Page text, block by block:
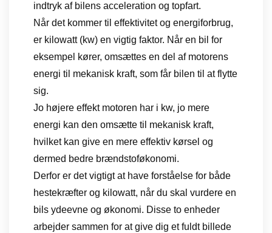
indtryk af bilens acceleration og topfart.
Når det kommer til effektivitet og energiforbrug,
er kilowatt (kw) en vigtig faktor. Når en bil for
eksempel kører, omsættes en del af motorens
energi til mekanisk kraft, som får bilen til at flytte
sig.
Jo højere effekt motoren har i kw, jo mere
energi kan den omsætte til mekanisk kraft,
hvilket kan give en mere effektiv kørsel og
dermed bedre brændstoføkonomi.
Derfor er det vigtigt at have forståelse for både
hestekræfter og kilowatt, når du skal vurdere en
bils ydeevne og økonomi. Disse to enheder
arbejder sammen for at give dig et fuldt billede